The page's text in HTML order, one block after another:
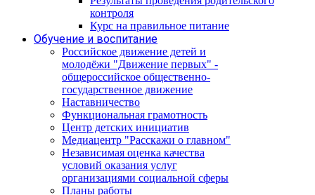
контроля
Курс на правильное питание
Обучение и воспитание
Российское движение детей и
молодёжи "Движение первых" -
общероссийское общественно-
государственное движение
Наставничество
Функциональная грамотность
Центр детских инициатив
Медиацентр "Расскажи о главном"
Независимая оценка качества
условий оказания услуг
организациями социальной сферы
Планы работы